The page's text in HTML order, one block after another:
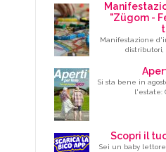
"Zügom -
Manifestazione
distributori,
Si sta bene in
l'estate:
Scopri il
Sei un baby